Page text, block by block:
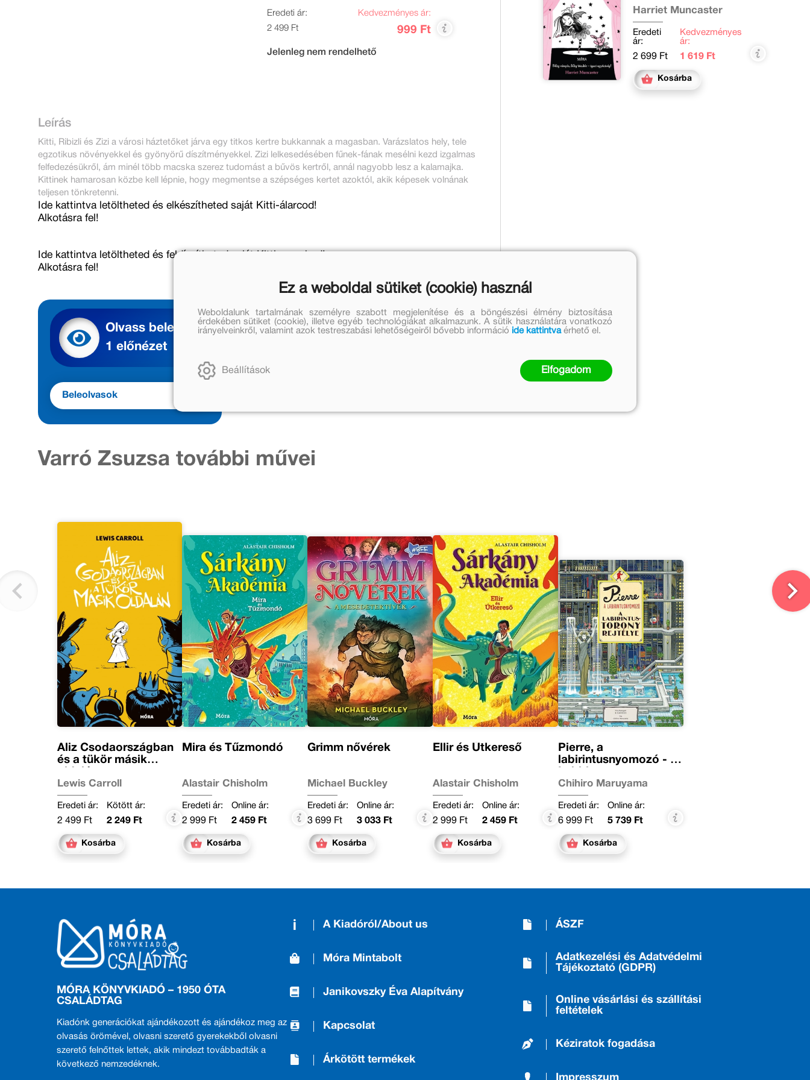
Eredeti ár:
2 499 Ft
Kedvezményes ár:
999 Ft
Jelenleg nem rendelhető
Leírás
Kitti, Ribizli és Zizi a városi háztetőket járva egy titkos kertre bukkannak a magasban. Varázslatos hely, tele
egzotikus növényekkel és gyönyörű díszítményekkel. Zizi lelkesedésében fűnek-fának mesélni kezd izgalmas
felfedezésükről, ám minél több macska szerez tudomást a bűvös kertről, annál nagyobb lesz a kalamajka.
Kittinek hamarosan közbe kell lépnie, hogy megmentse a szépséges kertet azoktól, akik képesek volnának
teljesen tönkretenni.
Ide kattintva letöltheted és elkészítheted saját Kitti-álarcod!
Alkotásra fel!
Ide kattintva letöltheted és feldíszítheted saját Kitti-maszkod!
Alkotásra fel!
Harriet Muncaster
Eredeti
ár:
2 699 Ft
Kedvezményes
ár:
1 619 Ft
Kosárba
Olvass bele
1 előnézet
Beleolvasok
Varró Zsuzsa további művei
Aliz Csodaországban
és a tükör másik
Lewis Carroll
Eredeti ár:
2 499 Ft
Kötött ár:
2 249 Ft
Kosárba
Mira és Tűzmondó
Alastair Chisholm
Eredeti ár:
2 999 Ft
Online ár:
2 459 Ft
Kosárba
Grimm nővérek
Michael Buckley
Eredeti ár:
3 699 Ft
Online ár:
3 033 Ft
Kosárba
Ellir és Útkereső
Alastair Chisholm
Eredeti ár:
2 999 Ft
Online ár:
2 459 Ft
Kosárba
Pierre, a
labirintusnyomozó - A
rejtélye
Chihiro Maruyama
Eredeti ár:
6 999 Ft
Online ár:
5 739 Ft
Kosárba
MÓRA KÖNYVKIADÓ – 1950 ÓTA
CSALÁDTAG
Kiadónk generációkat ajándékozott és ajándékoz meg az
olvasás örömével, olvasni szerető gyerekekből olvasni
szerető felnőttek lettek, akik mindezt továbbadták a
következő nemzedéknek.
A Kiadóról/About us
Móra Mintabolt
Janikovszky Éva Alapítvány
Kapcsolat
Árkötött termékek
ÁSZF
Adatkezelési és Adatvédelmi
Tájékoztató (GDPR)
Online vásárlási és szállítási
feltételek
Kéziratok fogadása
Impresszum
Ez a weboldal sütiket (cookie) használ
Weboldalunk tartalmának személyre szabott megjelenítése és a böngészési élmény biztosítása
érdekében sütiket (cookie), illetve egyéb technológiákat alkalmazunk. A sütik használatára vonatkozó
irányelveinkről, valamint azok testreszabási lehetőségeiről bővebb információ ide kattintvaérhető el.
Beállítások Elfogadom